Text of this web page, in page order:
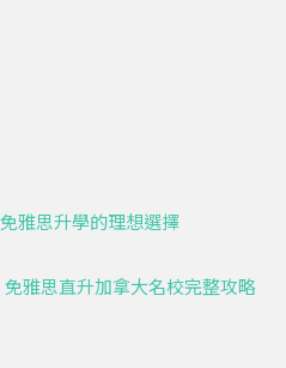
雅思升學的理想選擇
雅思直升加拿大名校完整攻略